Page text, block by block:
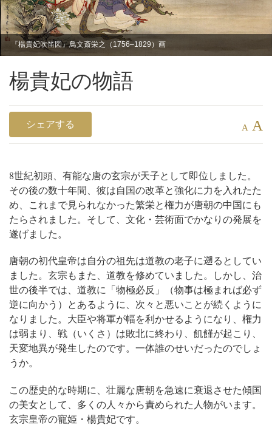
『楊貴妃吹笛図』鳥文斎栄之（1756–1829）画
楊貴妃の物語
シェアする A A
8世紀初頭、有能な唐の玄宗が天子として即位しました。
その後の数十年間、彼は自国の改革と強化に力を入れたた
め、これまで見られなかった繁栄と権力が唐朝の中国にも
たらされました。そして、文化・芸術面でかなりの発展を
遂げました。
唐朝の初代皇帝は自分の祖先は道教の老子に遡るとしてい
ました。玄宗もまた、道教を修めていました。しかし、治
世の後半では、道教に「物極必反」（物事は極まれば必ず
逆に向かう）とあるように、次々と悪いことが続くように
なりました。大臣や将軍が幅を利かせるようになり、権力
は弱まり、戦（いくさ）は敗北に終わり、飢饉が起こり、
天変地異が発生したのです。一体誰のせいだったのでしょ
うか。
この歴史的な時期に、壮麗な唐朝を急速に衰退させた傾国
の美女として、多くの人々から責められた人物がいます。
玄宗皇帝の寵姫・楊貴妃です。